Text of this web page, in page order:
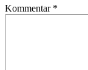
Kommentar *